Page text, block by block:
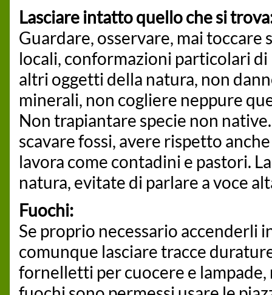
Lasciare intatto quello che si
Guardare, osservare, mai
locali, conformazioni particolari
altri oggetti della natura, non
minerali, non cogliere neppure
Non trapiantare specie non
scavare fossi, avere rispetto
lavora come contadini e pastori.
natura, evitate di parlare a voce
Fuochi:
Se proprio necessario accenderli
comunque lasciare tracce
fornelletti per cuocere e